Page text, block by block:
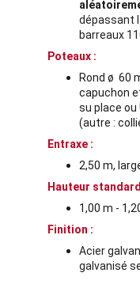
dépassant
barreaux
Poteaux :
Rond ø  60
capuchon
su place ou
(autre :
Entraxe :
2,50 m,
Hauteur
1,00 m -
Finition :
Acier
galvanisé